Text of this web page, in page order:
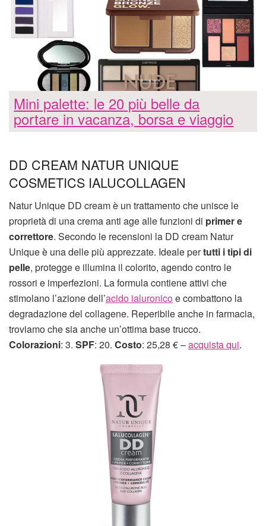
Mini palette: le 20 più belle da
portare in vacanza, borsa e viaggio
DD CREAM NATUR UNIQUE
COSMETICS IALUCOLLAGEN
Natur Unique DD cream è un trattamento che unisce le
proprietà di una crema anti age alle funzioni di primer e
correttore. Secondo le recensioni la DD cream Natur
Unique è una delle più apprezzate. Ideale pertutti i tipi di
pelle, protegge e illumina il colorito, agendo contro le
rossori e imperfezioni. La formula contiene attivi che
stimolano l’azione dell’acido ialuronicoe combattono la
degradazione del collagene. Reperibile anche in farmacia,
troviamo che sia anche un’ottima base trucco.
Colorazioni: 3. SPF: 20. Costo: 25,28 € –acquista qui.